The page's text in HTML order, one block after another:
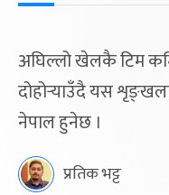
अघिल्लो खेलकै टिम
दोहोर्‍याउँदै यस
नेपाल हुनेछ ।
प्रतिक भट्ट